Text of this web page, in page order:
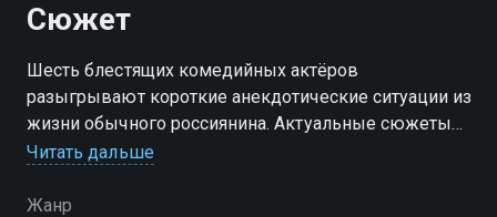
Сюжет
Шесть блестящих комедийных актёров
разыгрывают короткие анекдотические ситуации из
жизни обычного россиянина. Актуальные сюжеты
на злобу дня, гротеск и отличный юмор в каждом
Читать дальше
Жанр